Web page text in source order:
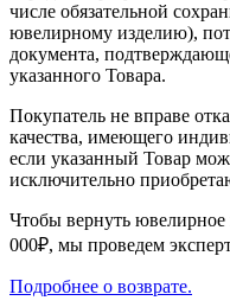
числе обязательной
ювелирному изделию),
документа,
указанного Товара.
Покупатель не вправе
качества, имеющего
если указанный Товар
исключительно
Чтобы вернуть
000₽, мы проведем
Подробнее о возврате.